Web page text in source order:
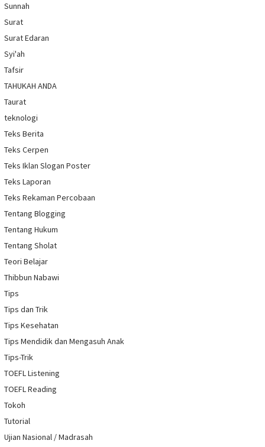
Sunnah
Surat
Surat Edaran
Syi'ah
Tafsir
TAHUKAH ANDA
Taurat
teknologi
Teks Berita
Teks Cerpen
Teks Iklan Slogan Poster
Teks Laporan
Teks Rekaman Percobaan
Tentang Blogging
Tentang Hukum
Tentang Sholat
Teori Belajar
Thibbun Nabawi
Tips
Tips dan Trik
Tips Kesehatan
Tips Mendidik dan Mengasuh Anak
Tips-Trik
TOEFL Listening
TOEFL Reading
Tokoh
Tutorial
Ujian Nasional / Madrasah